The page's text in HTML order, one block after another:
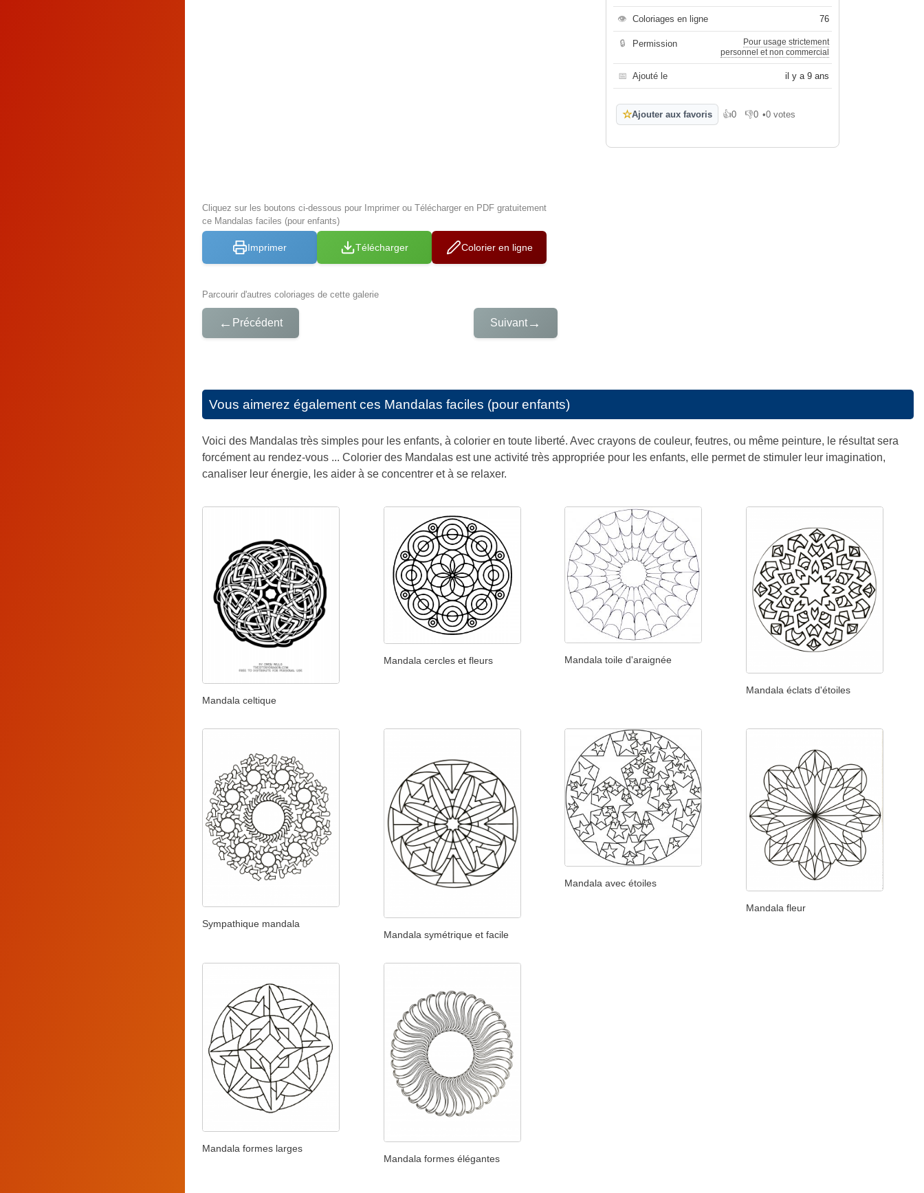
Cliquez sur les boutons ci-dessous pour Imprimer ou Télécharger en PDF gratuitement
ce Mandalas faciles (pour enfants)
Imprimer Télécharger Colorier en ligne
Parcourir d'autres coloriages de cette galerie
← Précédent Suivant→
👁 Coloriages en ligne 76
🔒 Permission
Pour usage strictement
personnel et non commercial
📅 Ajouté le il y a 9 ans
☆Ajouter aux favoris 👍0
J'aime 👎0
Je n'aime pas
•0 votes
Vous aimerez également ces Mandalas faciles (pour enfants)
Voici des Mandalas très simples pour les enfants, à colorier en toute liberté. Avec crayons de couleur, feutres, ou même peinture, le résultat sera
forcément au rendez-vous ... Colorier des Mandalas est une activité très appropriée pour les enfants, elle permet de stimuler leur imagination,
canaliser leur énergie, les aider à se concentrer et à se relaxer.
Mandala celtique
Mandala cercles et fleurs Mandala toile d'araignée
Mandala éclats d'étoiles
Sympathique mandala
Mandala symétrique et facile
Mandala avec étoiles
Mandala fleur
Mandala formes larges
Mandala formes élégantes